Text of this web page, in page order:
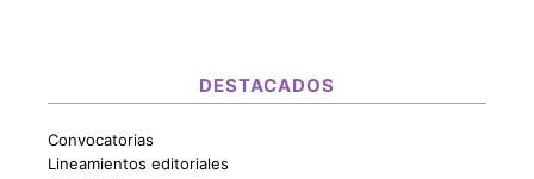
DESTACADOS
Convocatorias
Lineamientos editoriales